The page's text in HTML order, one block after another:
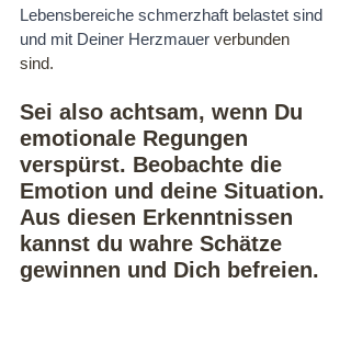
Lebensbereiche schmerzhaft belastet sind
und mit Deiner Herzmauer verbunden
sind.
Sei also achtsam, wenn Du
emotionale Regungen
verspürst. Beobachte die
Emotion und deine Situation.
Aus diesen Erkenntnissen
kannst du wahre Schätze
gewinnen und Dich befreien.